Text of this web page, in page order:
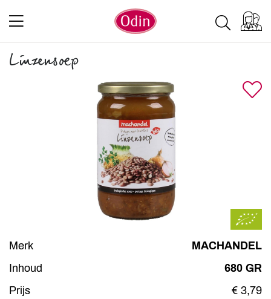
Linzensoep
Merk
MACHANDEL
Inhoud
680 GR
Prijs
€ 3,79